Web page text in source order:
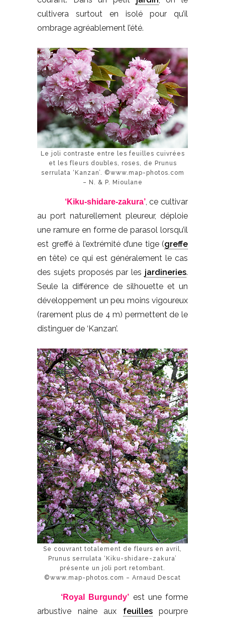
cultivera surtout en isolé pour qu’il
ombrage agréablement l’été.
Le joli contraste entre les feuilles cuivrées
et les fleurs doubles, roses, de Prunus
serrulata ‘Kanzan’. ©www.map-photos.com
– N. & P. Mioulane
‘Kiku-shidare-zakura’, ce cultivar
au port naturellement pleureur, déploie
une ramure en forme de parasol lorsqu’il
est greffé à l’extrémité d’une tige (greffe
en tête) ce qui est généralement le cas
des sujets proposés par les jardineries.
Seule la différence de silhouette et un
développement un peu moins vigoureux
(rarement plus de 4 m) permettent de le
distinguer de ‘Kanzan’.
Se couvrant totalement de fleurs en avril,
Prunus serrulata ‘Kiku-shidare-zakura’
présente un joli port retombant.
©www.map-photos.com – Arnaud Descat
‘Royal Burgundy’ est une forme
arbustive naine aux feuillespourpre